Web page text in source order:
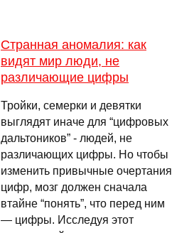
Странная аномалия: как
видят мир люди, не
различающие цифры
Тройки, семерки и девятки
выглядят иначе для “цифровых
дальтоников” - людей, не
различающих цифры. Но чтобы
изменить привычные очертания
цифр, мозг должен сначала
втайне “понять”, что перед ним
— цифры. Исследуя этот